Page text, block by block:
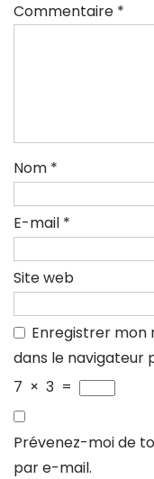
Commentaire *
Nom *
E-mail *
Site web
Enregistrer mon
dans le navigateur
7 × 3 =
Prévenez-moi de
par e-mail.